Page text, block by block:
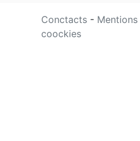
Conctacts -
coockies